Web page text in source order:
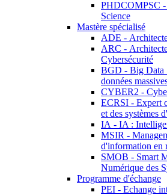
PHDCOMPSC
Science
Mastère spécialisé
ADE -
ARC -
Cybersécurité
BGD - Big Data
données
CYBER2 -
ECRSI - Expert
et des systèmes
IA - IA :
MSIR -
d'information en
SMOB - Smart
Numérique des
Programme d'échange
PEI - Echange